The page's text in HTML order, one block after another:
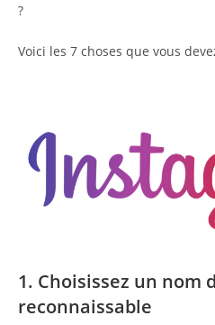
?
Voici les 7 choses que vous
1. Choisissez un nom
reconnaissable